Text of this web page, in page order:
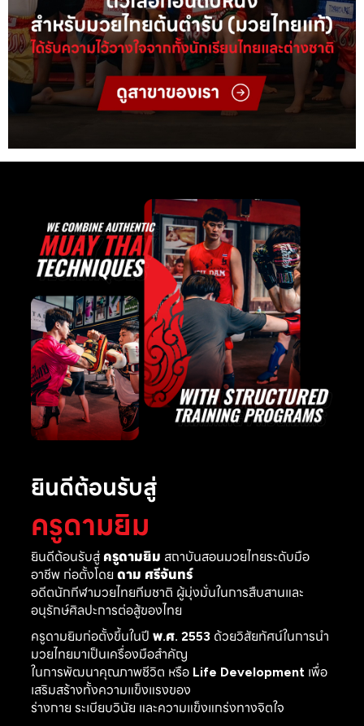
ยินดีต้อนรับสู่
ครูดามยิม
ยินดีต้อนรับสู่ ครูดามยิม สถาบันสอนมวยไทยระดับมือ
อาชีพ ก่อตั้งโดย ดาม ศรีจันทร์
อดีตนักกีฬามวยไทยทีมชาติ ผู้มุ่งมั่นในการสืบสานและ
อนุรักษ์ศิลปะการต่อสู้ของไทย
ครูดามยิมก่อตั้งขึ้นในปี พ.ศ. 2553ด้วยวิสัยทัศน์ในการนำ
มวยไทยมาเป็นเครื่องมือสำคัญ
ในการพัฒนาคุณภาพชีวิต หรือ Life Developmentเพื่อ
เสริมสร้างทั้งความแข็งแรงของ
ร่างกาย ระเบียบวินัย และความแข็งแกร่งทางจิตใจ